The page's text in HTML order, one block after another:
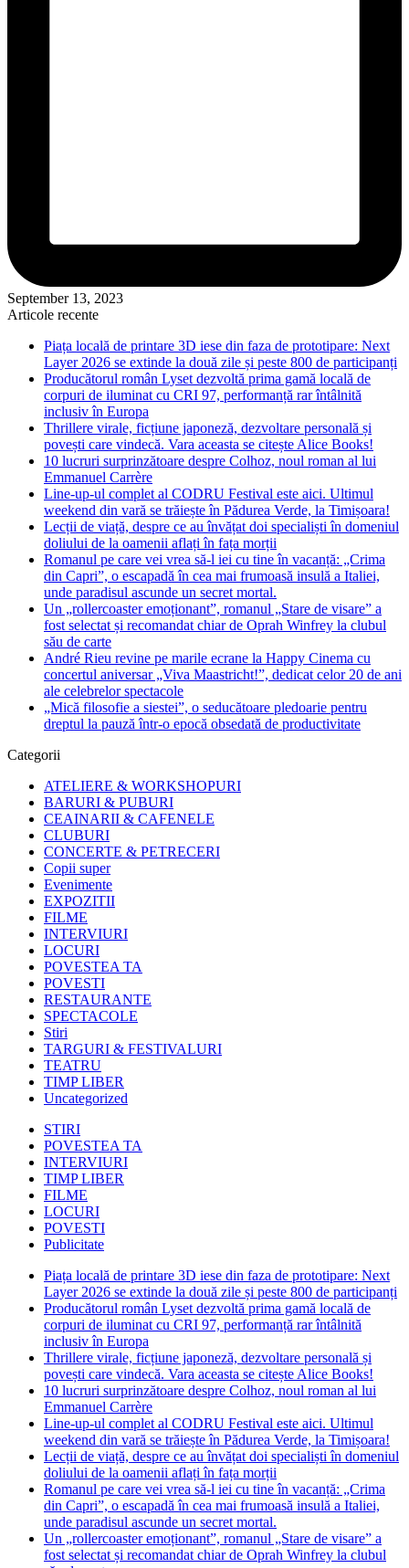
September 13, 2023
Articole recente
Piața locală de printare 3D iese din faza de prototipare: Next
Layer 2026 se extinde la două zile și peste 800 de participanți
Producătorul român Lyset dezvoltă prima gamă locală de
corpuri de iluminat cu CRI 97, performanță rar întâlnită
inclusiv în Europa
Thrillere virale, ficțiune japoneză, dezvoltare personală și
povești care vindecă. Vara aceasta se citește Alice Books!
10 lucruri surprinzătoare despre Colhoz, noul roman al lui
Emmanuel Carrère
Line-up-ul complet al CODRU Festival este aici. Ultimul
weekend din vară se trăiește în Pădurea Verde, la Timișoara!
Lecții de viață, despre ce au învățat doi specialiști în domeniul
doliului de la oamenii aflați în fața morții
Romanul pe care vei vrea să-l iei cu tine în vacanță: „Crima
din Capri”, o escapadă în cea mai frumoasă insulă a Italiei,
unde paradisul ascunde un secret mortal.
Un „rollercoaster emoționant”, romanul „Stare de visare” a
fost selectat și recomandat chiar de Oprah Winfrey la clubul
său de carte
André Rieu revine pe marile ecrane la Happy Cinema cu
concertul aniversar „Viva Maastricht!”, dedicat celor 20 de ani
ale celebrelor spectacole
„Mică filosofie a siestei”, o seducătoare pledoarie pentru
dreptul la pauză într-o epocă obsedată de productivitate
Categorii
ATELIERE & WORKSHOPURI
BARURI & PUBURI
CEAINARII & CAFENELE
CLUBURI
CONCERTE & PETRECERI
Copii super
Evenimente
EXPOZITII
FILME
INTERVIURI
LOCURI
POVESTEA TA
POVESTI
RESTAURANTE
SPECTACOLE
Stiri
TARGURI & FESTIVALURI
TEATRU
TIMP LIBER
Uncategorized
STIRI
POVESTEA TA
INTERVIURI
TIMP LIBER
FILME
LOCURI
POVESTI
Publicitate
Piața locală de printare 3D iese din faza de prototipare: Next
Layer 2026 se extinde la două zile și peste 800 de participanți
Producătorul român Lyset dezvoltă prima gamă locală de
corpuri de iluminat cu CRI 97, performanță rar întâlnită
inclusiv în Europa
Thrillere virale, ficțiune japoneză, dezvoltare personală și
povești care vindecă. Vara aceasta se citește Alice Books!
10 lucruri surprinzătoare despre Colhoz, noul roman al lui
Emmanuel Carrère
Line-up-ul complet al CODRU Festival este aici. Ultimul
weekend din vară se trăiește în Pădurea Verde, la Timișoara!
Lecții de viață, despre ce au învățat doi specialiști în domeniul
doliului de la oamenii aflați în fața morții
Romanul pe care vei vrea să-l iei cu tine în vacanță: „Crima
din Capri”, o escapadă în cea mai frumoasă insulă a Italiei,
unde paradisul ascunde un secret mortal.
Un „rollercoaster emoționant”, romanul „Stare de visare” a
fost selectat și recomandat chiar de Oprah Winfrey la clubul